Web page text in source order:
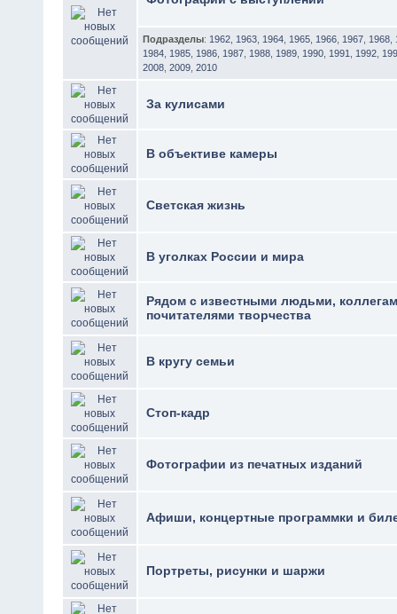
Подразделы: 1962 1963 1964 1965 1966 1967 1968
1984 1985 1986 1987 1988 1989 1990 1991 1992
2008 2009 2010
За кулисами
В объективе камеры
Светская жизнь
В уголках России и мира
Рядом с известными людьми,
почитателями творчества
В кругу семьи
Стоп-кадр
Фотографии из печатных изданий
Афиши, концертные программки и
Портреты, рисунки и шаржи